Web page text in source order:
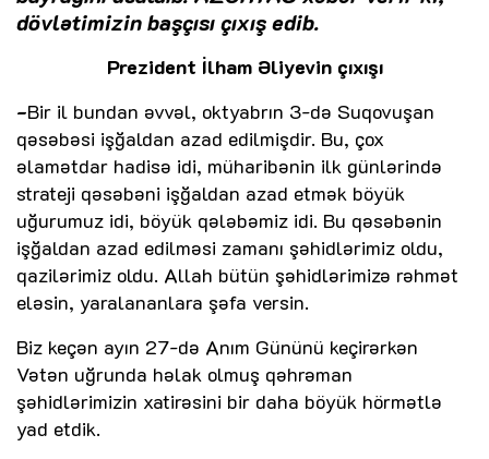
dövlətimizin başçısı çıxış edib.
Prezident İlham Əliyevin çıxışı
-Bir il bundan əvvəl, oktyabrın 3-də Suqovuşan
qəsəbəsi işğaldan azad edilmişdir. Bu, çox
əlamətdar hadisə idi, müharibənin ilk günlərində
strateji qəsəbəni işğaldan azad etmək böyük
uğurumuz idi, böyük qələbəmiz idi. Bu qəsəbənin
işğaldan azad edilməsi zamanı şəhidlərimiz oldu,
qazilərimiz oldu. Allah bütün şəhidlərimizə rəhmət
eləsin, yaralananlara şəfa versin.
Biz keçən ayın 27-də Anım Gününü keçirərkən
Vətən uğrunda həlak olmuş qəhrəman
şəhidlərimizin xatirəsini bir daha böyük hörmətlə
yad etdik.